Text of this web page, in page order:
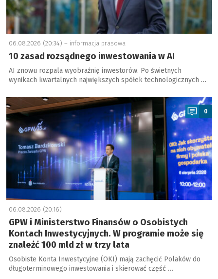
06.08.2026 (20:34) – informacja prasowa
10 zasad rozsądnego inwestowania w AI
AI znowu rozpala wyobraźnię inwestorów. Po świetnych
wynikach kwartalnych największych spółek technologicznych …
a
0
06.08.2026 (20:16)
GPW i Ministerstwo Finansów o Osobistych
Kontach Inwestycyjnych. W programie może się
znaleźć 100 mld zł w trzy lata
Osobiste Konta Inwestycyjne (OKI) mają zachęcić Polaków do
długoterminowego inwestowania i skierować część …